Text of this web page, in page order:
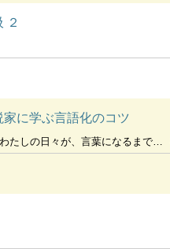
２
に学ぶ言語化のコツ
の日々が、言葉になるまで」制作班 著